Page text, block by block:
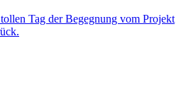
Tag der Begegnung vom Projekt